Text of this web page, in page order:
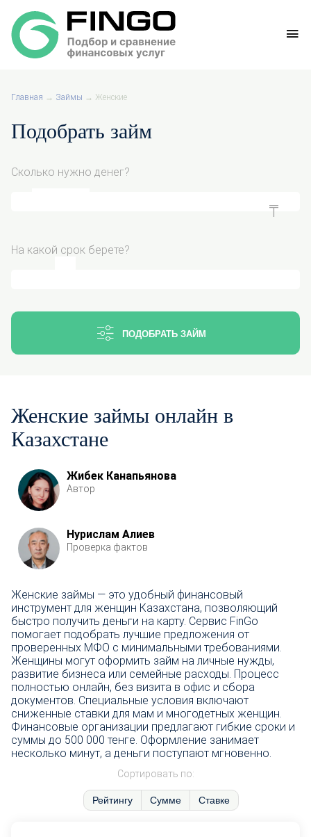
Главная → Займы → Женские
Подобрать займ
Сколько нужно денег?
На какой срок берете?
ПОДОБРАТЬ ЗАЙМ
Женские займы онлайн в
Казахстане
Жибек Канапьянова
Автор
Нурислам Алиев
Проверка фактов
Женские займы — это удобный финансовый
инструмент для женщин Казахстана, позволяющий
быстро получить деньги на карту. Сервис FinGo
помогает подобрать лучшие предложения от
проверенных МФО с минимальными требованиями.
Женщины могут оформить займ на личные нужды,
развитие бизнеса или семейные расходы. Процесс
полностью онлайн, без визита в офис и сбора
документов. Специальные условия включают
сниженные ставки для мам и многодетных женщин.
Финансовые организации предлагают гибкие сроки и
суммы до 500 000 тенге. Оформление занимает
несколько минут, а деньги поступают мгновенно.
Сортировать по:
Рейтингу Сумме Ставке